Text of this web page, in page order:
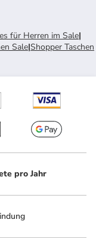
für Herren im Sale|
Sale|Shopper Taschen
pro Jahr